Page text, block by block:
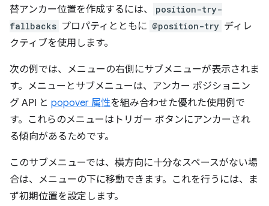
替アンカー位置を作成するには、
position-try-
fallbacks プロパティとともに @position-try ディレ
クティブを使用します。
次の例では、メニューの右側にサブメニューが表示されま
す。メニューとサブメニューは、アンカー ポジショニン
グ API と popover 属性を組み合わせた優れた使用例で
す。これらのメニューはトリガー ボタンにアンカーされ
る傾向があるためです。
このサブメニューでは、横方向に十分なスペースがない場
合は、メニューの下に移動できます。これを行うには、ま
ず初期位置を設定します。